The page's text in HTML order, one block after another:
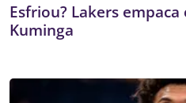
Esfriou? Lakers
Kuminga